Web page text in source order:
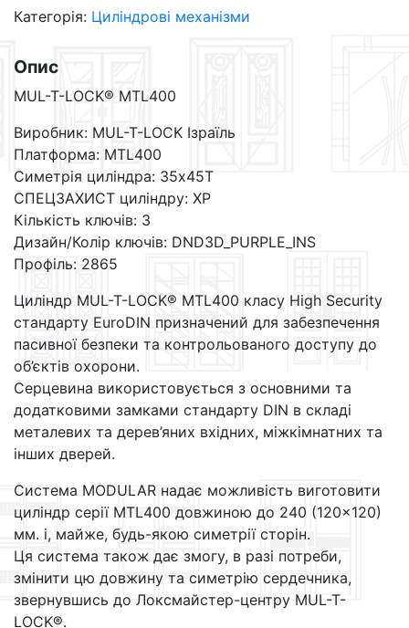
Категорія: Циліндрові механізми
Опис
MUL-T-LOCK® MTL400
Виробник: MUL-T-LOCK Ізраїль
Платформа: MTL400
Симетрія циліндра: 35x45T
СПЕЦЗАХИСТ циліндру: XP
Кількість ключів: 3
Дизайн/Колір ключів: DND3D_PURPLE_INS
Профіль: 2865
Циліндр MUL-T-LOCK® MTL400 класу High Security
стандарту EuroDIN призначений для забезпечення
пасивної безпеки та контрольованого доступу до
об’єктів охорони.
Серцевина використовується з основними та
додатковими замками стандарту DIN в складі
металевих та дерев’яних вхідних, міжкімнатних та
інших дверей.
Система MODULAR надає можливість виготовити
циліндр серії MTL400 довжиною до 240 (120×120)
мм. і, майже, будь-якою симетрії сторін.
Ця система також дає змогу, в разі потреби,
змінити цю довжину та симетрію сердечника,
звернувшись до Локсмайстер-центру MUL-T-
LOCK®.